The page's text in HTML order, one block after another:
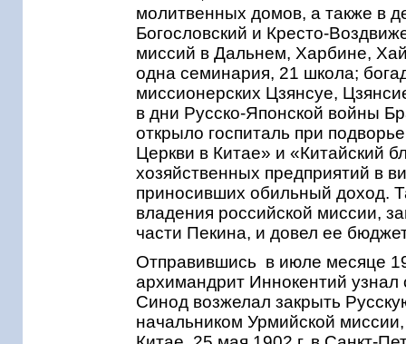
молитвенных домов, а также в
Богословский и Кресто-
миссий в Дальнем, Харбине,
одна семинария, 21 школа;
миссионерских Цзянсуе,
в дни Русско-Японской войны
открыло госпиталь при
Церкви в Китае» и «Китайский
хозяйственных предприятий в
приносивших обильный доход.
владения российской миссии,
части Пекина, и довел ее
Отправившись в июле месяце
архимандрит Иннокентий
Синод возжелал закрыть
начальником Урмийской